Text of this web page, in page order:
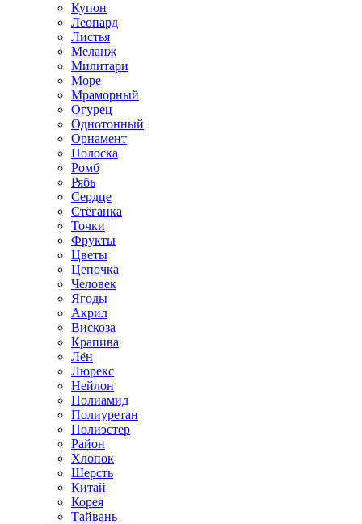
Купон
Леопард
Листья
Меланж
Милитари
Море
Мраморный
Огурец
Однотонный
Орнамент
Полоска
Ромб
Рябь
Сердце
Стёганка
Точки
Фрукты
Цветы
Цепочка
Человек
Ягоды
Акрил
Вискоза
Крапива
Лён
Люрекс
Нейлон
Полиамид
Полиуретан
Полиэстер
Район
Хлопок
Шерсть
Китай
Корея
Тайвань